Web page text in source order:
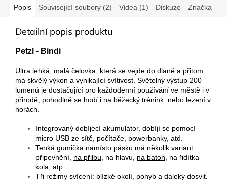
Popis Související soubory (2) Videa (1) Diskuze Značka
Detailní popis produktu
Petzl - Bindi
Ultra lehká, malá čelovka, která se vejde do dlaně a přitom
má skvělý výkon a vynikající svítivost. Světelný výstup 200
lumenů je dostačující pro každodenní používání ve městě i v
přirodě, pohodlně se hodí i na běžecký trénink nebo lezení v
horách.
Integrovaný dobíjecí akumulátor, dobíjí se pomocí
micro USB ze sítě, počítače, powerbanky, atd.
Tenká gumička namísto pásku má několik variant
připevnění, na přilbu , na hlavu, na batoh , na řidítka
kola, atp.
Tři režimy svícení: blízké okolí, pohyb a daleký dosvit.